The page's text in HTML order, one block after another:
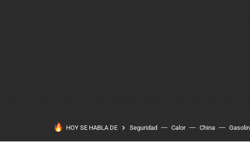
HOY SE HABLA DE Seguridad Calor China